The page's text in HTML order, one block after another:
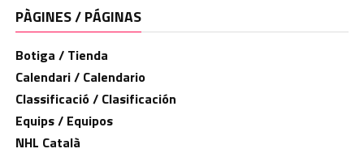
PÀGINES / PÁGINAS
Botiga / Tienda
Calendari / Calendario
Classificació / Clasificación
Equips / Equipos
NHL Català